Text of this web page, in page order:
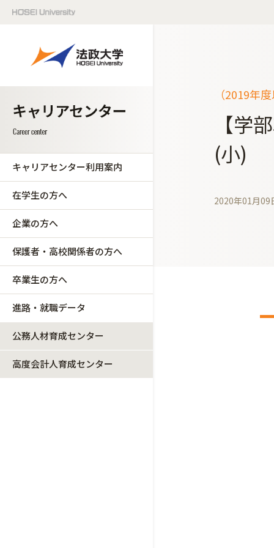
キャリアセンター利用案内
在学生の方へ
企業の方へ
保護者・高校関係者の方へ
卒業生の方へ
進路・就職データ
公務人材育成センター
高度会計人育成センター
（2019年
【学
(小)
2020年01月09